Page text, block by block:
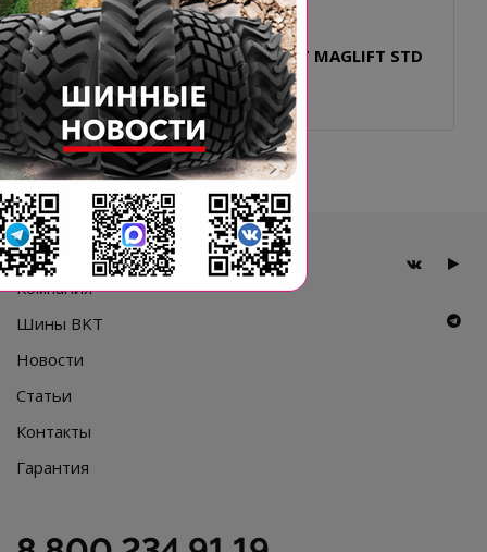
300-15 (315/70-15) 8.0 - 15 BKT MAGLIFT STD
NON MARKING 169A5/160A5
Главная
Компания
Шины BKT
Новости
Статьи
Контакты
Гарантия